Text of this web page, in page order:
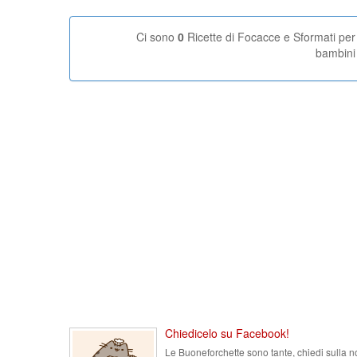
Ci sono 0 Ricette di Focacce e Sformati per
bambini
Chiedicelo su Facebook!
Le Buoneforchette sono tante, chiedi sulla